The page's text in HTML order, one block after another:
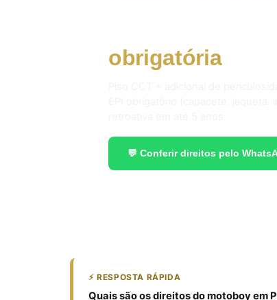
obrigatóriaem
💬 Conferir direitos pelo
⚡ RESPOSTA RÁPIDA
Quais são os direitos do motoboy em